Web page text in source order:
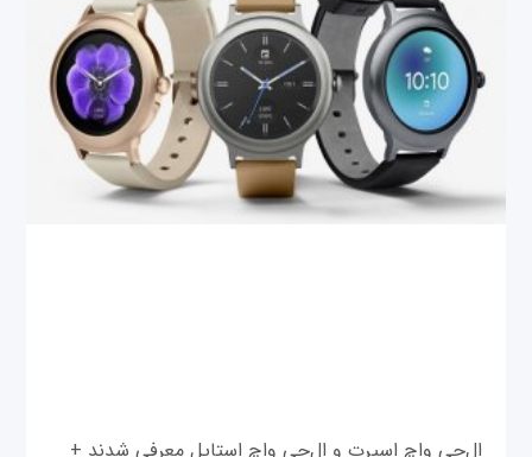
ال‌جی واچ اسپرت و ال‌جی واچ استایل معرفی شدند +